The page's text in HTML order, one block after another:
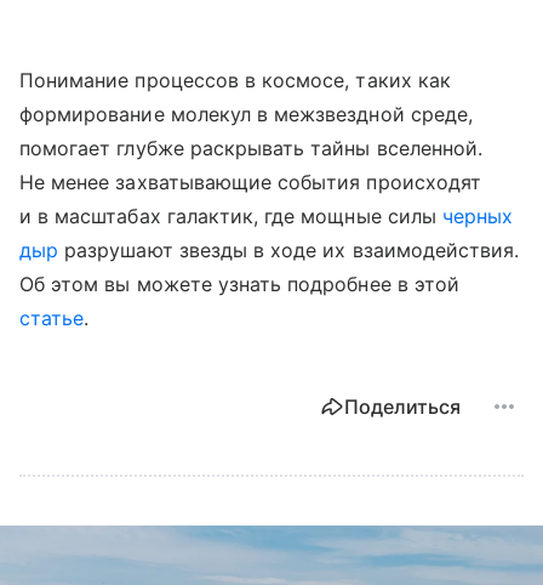
Понимание процессов в космосе, таких как
формирование молекул в межзвездной среде,
помогает глубже раскрывать тайны вселенной.
Не менее захватывающие события происходят
и в масштабах галактик, где мощные силы черных
дыр разрушают звезды в ходе их взаимодействия.
Об этом вы можете узнать подробнее в этой
статье.
Поделиться